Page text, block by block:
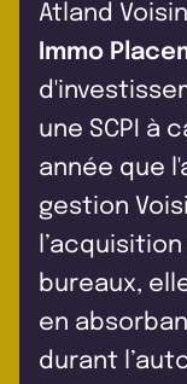
Atland
Immo
une SCPI à
année que
gestion
bureaux,
en
durant